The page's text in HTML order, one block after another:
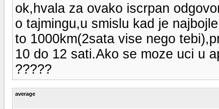
ok,hvala za ovako iscrpan
o tajmingu,u smislu kad je
to 1000km(2sata vise nego
10 do 12 sati.Ako se moze uci u
?????
average